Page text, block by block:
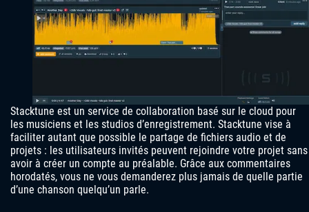
Stacktune est un service de collaboration basé sur le cloud pour
les musiciens et les studios d’enregistrement. Stacktune vise à
faciliter autant que possible le partage de fichiers audio et de
projets : les utilisateurs invités peuvent rejoindre votre projet sans
avoir à créer un compte au préalable. Grâce aux commentaires
horodatés, vous ne vous demanderez plus jamais de quelle partie
d’une chanson quelqu’un parle.